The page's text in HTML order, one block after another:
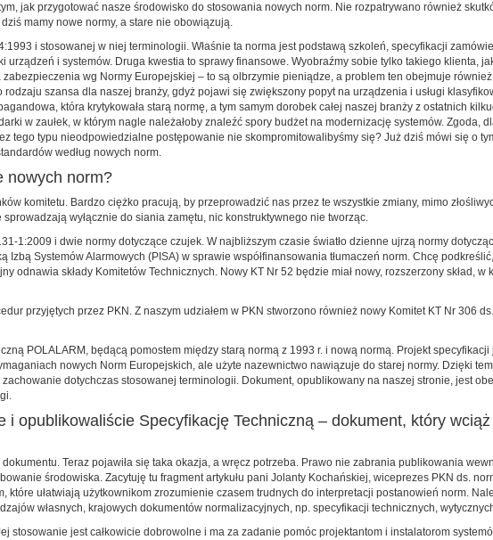
jak przygotować nasze środowisko do stosowania nowych norm. Nie rozpatrywano również
mamy nowe normy, a stare nie obowiązują.
i stosowanej w niej terminologii. Właśnie ta norma jest podstawą szkoleń, specyfikacji
i systemów. Druga kwestia to sprawy finansowe. Wyobraźmy sobie tylko takiego klienta,
wg Normy Europejskiej – to są olbrzymie pieniądze, a problem ten obejmuje
szansa dla naszej branży, gdyż pojawi się zwiększony popyt na urządzenia i usługi
która krytykowała starą normę, a tym samym dorobek całej naszej branży z ostatnich
w zaułek, w którym nagle należałoby znaleźć spory budżet na modernizację systemów. Zgoda,
tego typu nieodpowiedzialne postępowanie nie skompromitowalibyśmy się? Już dziś mówi się o
według nowych norm.
nowych norm?
komitetu. Bardzo ciężko pracują, by przeprowadzić nas przez te wszystkie zmiany, mimo
wyłącznie do siania zamętu, nic konstruktywnego nie tworząc.
1:2009 i dwie normy dotyczące czujek. W najbliższym czasie światło dzienne ujrzą normy
Systemów Alarmowych (PISA) w sprawie współfinansowania tłumaczeń norm. Chcę
odnawia składy Komitetów Technicznych. Nowy KT Nr 52 będzie miał nowy, rozszerzony skład,
przyjętych przez PKN. Z naszym udziałem w PKN stworzono również nowy Komitet KT Nr 306
POLALARM, będącą pomostem między starą normą z 1993 r. i nową normą. Projekt
nowych Norm Europejskich, ale użyte nazewnictwo nawiązuje do starej normy. Dzięki
dotychczas stosowanej terminologii. Dokument, opublikowany na naszej stronie, jest
opublikowaliście Specyfikację Techniczną – dokument, który wciąż
Teraz pojawiła się taka okazja, a wręcz potrzeba. Prawo nie zabrania publikowania
środowiska. Zacytuję tu fragment artykułu pani Jolanty Kochańskiej, wiceprezes PKN ds.
które ułatwiają użytkownikom zrozumienie czasem trudnych do interpretacji postanowień norm.
własnych, krajowych dokumentów normalizacyjnych, np. specyfikacji technicznych,
stosowanie jest całkowicie dobrowolne i ma za zadanie pomóc projektantom i instalatorom